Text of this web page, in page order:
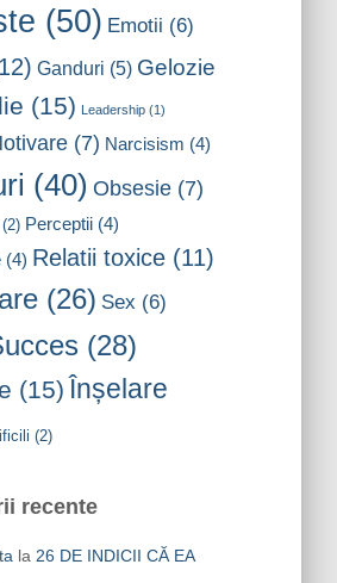
(50) Emotii (6)
Ganduri (5) Gelozie
(15) Leadership(1)
(7) Narcisism (4)
(40) Obsesie(7)
Perceptii(4)
(4) Relatii toxice(11)
(26) Sex (6)
(28)
(15) Înșelare
(2)
recente
la 26 DE INDICII CĂ EA